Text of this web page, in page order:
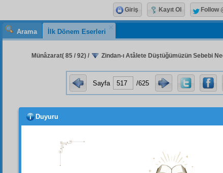
Arama İlk Dönem Eserleri
Münâzarat( 85 / 92) / Zindan-ı Atâlete Düştüğümüzün Sebebi
Sayfa /625
Sual:Nasıl?
İki madde var, mezc ettiriyorum. Bir
tevellüd eder.
Nerede bulunur?
Giriş Kayıt Ol Follow
Duyuru